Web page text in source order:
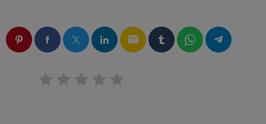
email